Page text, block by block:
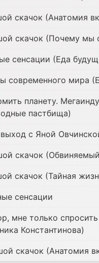
скачок (Анатомия
скачок (Почему мы
сенсации (Еда
современного мира
планету.
пастбища)
с Яной
скачок
скачок (Тайная
сенсации
мне только спросить
Константинова)
скачок (Анатомия